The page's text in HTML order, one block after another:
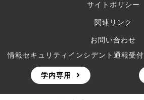
サイトポリシー
関連リンク
お問い合わせ
情報セキュリティインシデント通報受付
学内専用